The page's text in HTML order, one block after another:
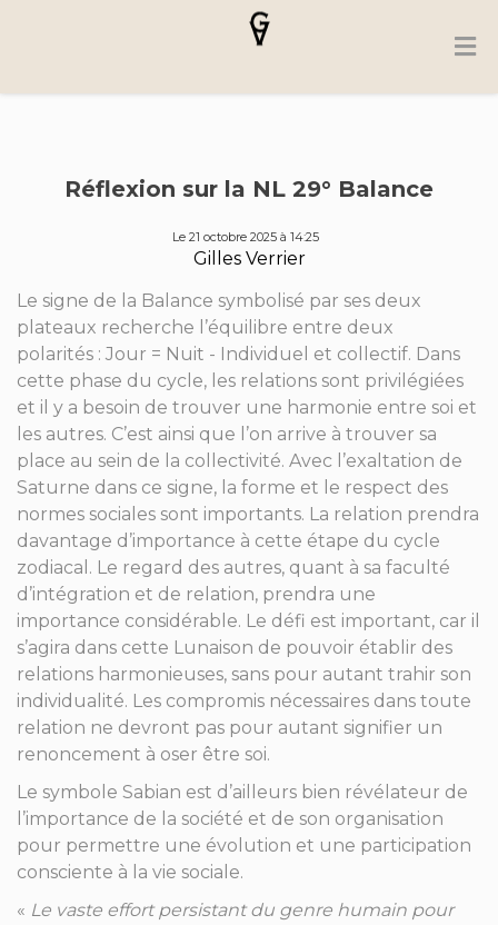
Réflexion sur la NL 29° Balance
Le 21 octobre 2025 à 14:25
Gilles Verrier
Le signe de la Balance symbolisé par ses deux
plateaux recherche l’équilibre entre deux
polarités : Jour = Nuit - Individuel et collectif. Dans
cette phase du cycle, les relations sont privilégiées
et il y a besoin de trouver une harmonie entre soi et
les autres. C’est ainsi que l’on arrive à trouver sa
place au sein de la collectivité. Avec l’exaltation de
Saturne dans ce signe, la forme et le respect des
normes sociales sont importants. La relation prendra
davantage d’importance à cette étape du cycle
zodiacal. Le regard des autres, quant à sa faculté
d’intégration et de relation, prendra une
importance considérable. Le défi est important, car il
s’agira dans cette Lunaison de pouvoir établir des
relations harmonieuses, sans pour autant trahir son
individualité. Les compromis nécessaires dans toute
relation ne devront pas pour autant signifier un
renoncement à oser être soi.
Le symbole Sabian est d’ailleurs bien révélateur de
l’importance de la société et de son organisation
pour permettre une évolution et une participation
consciente à la vie sociale.
« Le vaste effort persistant du genre humain pour